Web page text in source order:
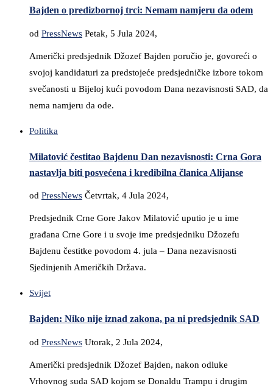
Bajden o predizbornoj trci: Nemam namjeru da odem
od PressNews Petak, 5 Jula 2024,
Američki predsjednik Džozef Bajden poručio je, govoreći o
svojoj kandidaturi za predstojeće predsjedničke izbore tokom
svečanosti u Bijeloj kući povodom Dana nezavisnosti SAD, da
nema namjeru da ode.
Politika
Milatović čestitao Bajdenu Dan nezavisnosti: Crna Gora
nastavlja biti posvećena i kredibilna članica Alijanse
od PressNews Četvrtak, 4 Jula 2024,
Predsjednik Crne Gore Jakov Milatović uputio je u ime
građana Crne Gore i u svoje ime predsjedniku Džozefu
Bajdenu čestitke povodom 4. jula – Dana nezavisnosti
Sjedinjenih Američkih Država.
Svijet
Bajden: Niko nije iznad zakona, pa ni predsjednik SAD
od PressNews Utorak, 2 Jula 2024,
Američki predsjednik Džozef Bajden, nakon odluke
Vrhovnog suda SAD kojom se Donaldu Trampu i drugim